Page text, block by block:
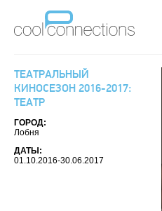
ТЕАТРАЛЬНЫЙ
КИНОСЕЗОН 2016-2017:
ТЕАТР
ГОРОД:
Лобня
ДАТЫ:
01.10.2016-30.06.2017